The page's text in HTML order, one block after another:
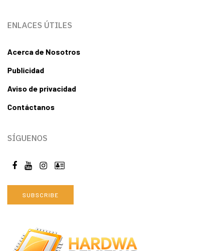
ENLACES ÚTILES
Acerca de Nosotros
Publicidad
Aviso de privacidad
Contáctanos
SÍGUENOS
SUBSCRIBE